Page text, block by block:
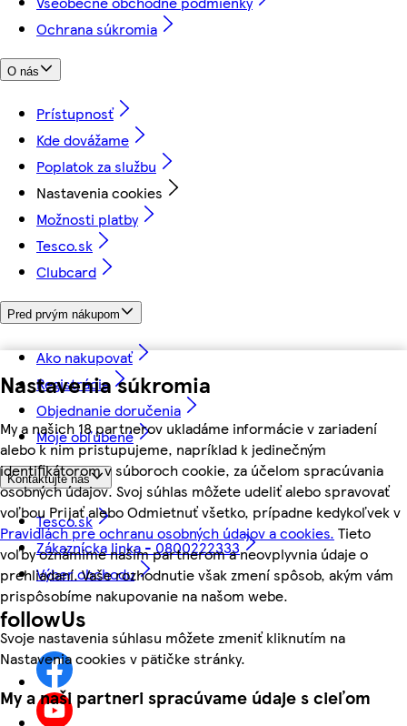
Nastavenia súkromia
My a našich 18 partnerov ukladáme informácie v zariadení
alebo k nim pristupujeme, napríklad k jedinečným
identifikátorom v súboroch cookie, za účelom spracúvania
osobných údajov. Svoj súhlas môžete udeliť alebo spravovať
voľbou Prijať alebo Odmietnuť všetko, prípadne kedykoľvek v
Pravidlách pre ochranu osobných údajov a cookies. Tieto
voľby oznámime našim partnerom a neovplyvnia údaje o
prehliadaní. Vaše rozhodnutie však zmení spôsob, akým vám
prispôsobíme nakupovanie na našom webe.
Svoje nastavenia súhlasu môžete zmeniť kliknutím na
Nastavenia cookies v pätičke stránky.
My a naši partneri spracúvame údaje s cieľom
Ochrana súkromia
O nás
Prístupnosť
Kde dovážame
Poplatok za službu
Nastavenia cookies
Možnosti platby
Tesco.sk
Clubcard
Pred prvým nákupom
Ako nakupovať
Registrácia
Objednanie doručenia
Moje obľúbené
Kontaktujte nás
Tesco.sk
Zákaznícka linka - 0800222333
Výber obchodu
followUs